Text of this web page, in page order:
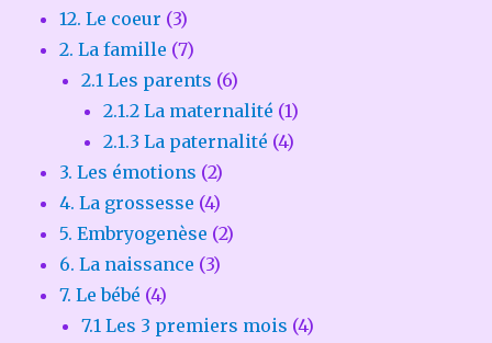
12. Le coeur (3)
2. La famille (7)
2.1 Les parents (6)
2.1.2 La maternalité (1)
2.1.3 La paternalité (4)
3. Les émotions (2)
4. La grossesse (4)
5. Embryogenèse (2)
6. La naissance (3)
7. Le bébé (4)
7.1 Les 3 premiers mois (4)